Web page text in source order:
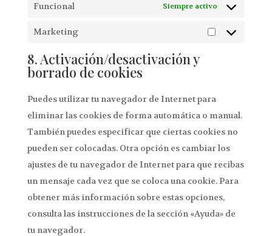
Funcional Siempre activo
Marketing
Marketing
8. Activación/desactivación y
borrado de cookies
Puedes utilizar tu navegador de Internet para
eliminar las cookies de forma automática o manual.
También puedes especificar que ciertas cookies no
pueden ser colocadas. Otra opción es cambiar los
ajustes de tu navegador de Internet para que recibas
un mensaje cada vez que se coloca una cookie. Para
obtener más información sobre estas opciones,
consulta las instrucciones de la sección «Ayuda» de
tu navegador.